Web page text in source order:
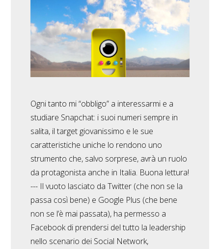
Ogni tanto mi “obbligo” a interessarmi e a
studiare Snapchat: i suoi numeri sempre in
salita, il target giovanissimo e le sue
caratteristiche uniche lo rendono uno
strumento che, salvo sorprese, avrà un ruolo
da protagonista anche in Italia. Buona lettura!
--- Il vuoto lasciato da Twitter (che non se la
passa così bene) e Google Plus (che bene
non se l’è mai passata), ha permesso a
Facebook di prendersi del tutto la leadership
nello scenario dei Social Network,